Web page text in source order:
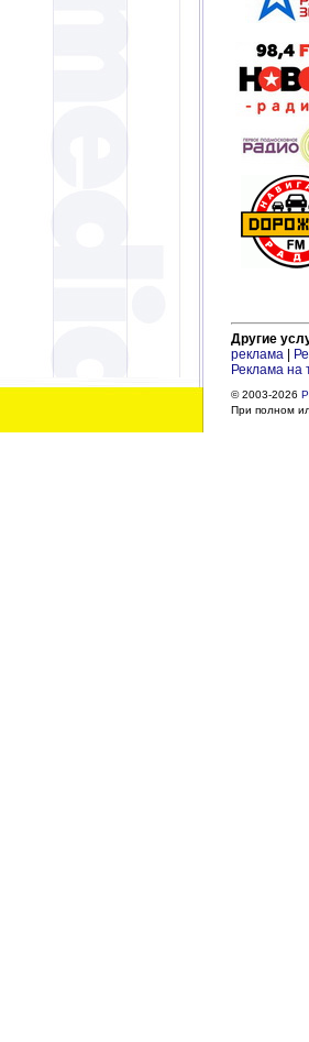
Другие
реклама
Реклама на
© 2003-2026
При полном